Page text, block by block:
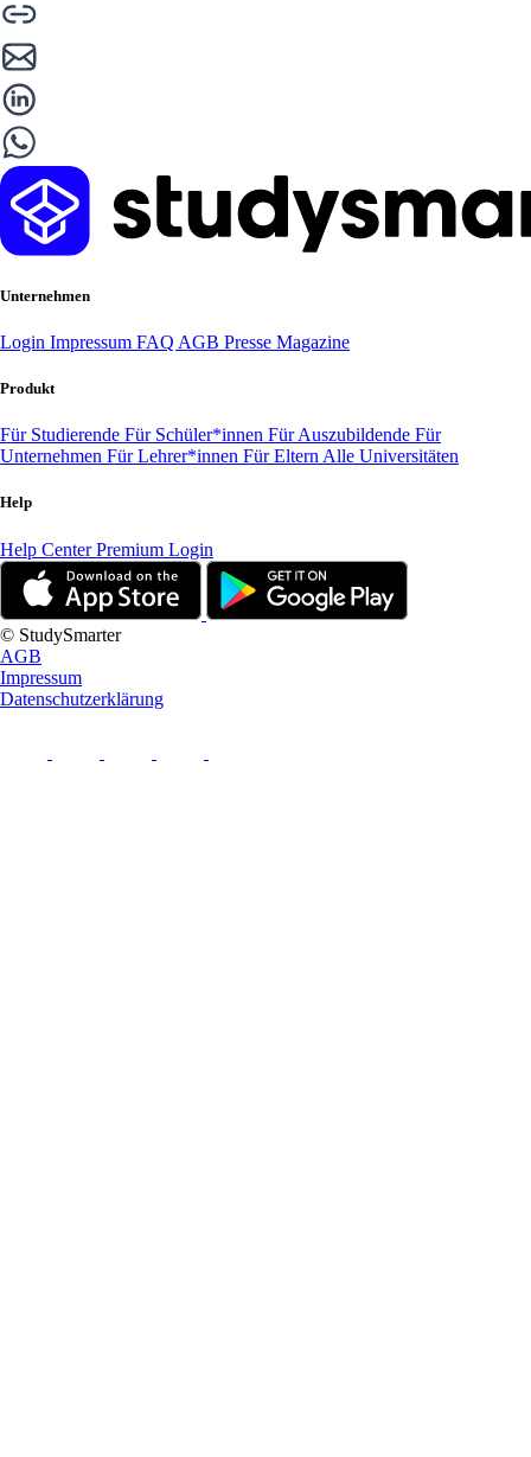
Unternehmen
Login Impressum FAQ AGB Presse Magazine
Produkt
Für Studierende Für Schüler*innen Für Auszubildende Für
Unternehmen Für Lehrer*innen Für Eltern Alle Universitäten
Help
Help CenterPremium Login
© StudySmarter
AGB
Impressum
Datenschutzerklärung